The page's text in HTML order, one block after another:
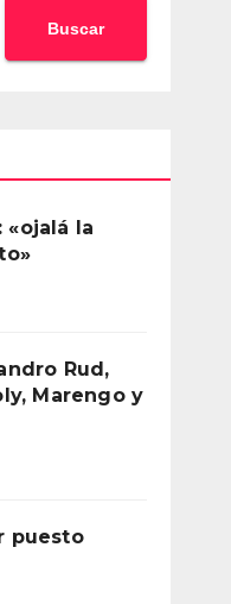
Buscar
la
Rud,
Marengo y
puesto